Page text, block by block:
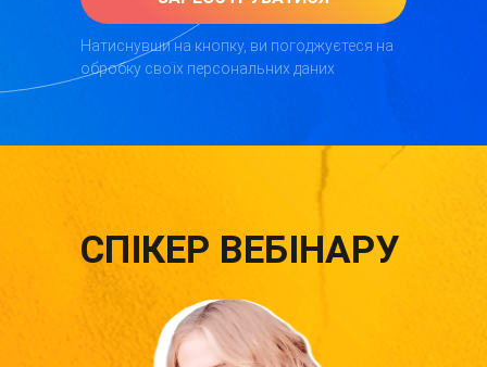
Натиснувши на кнопку, ви погоджуєтеся на
обробку своїх персональних даних
СПІКЕР ВЕБІНАРУ